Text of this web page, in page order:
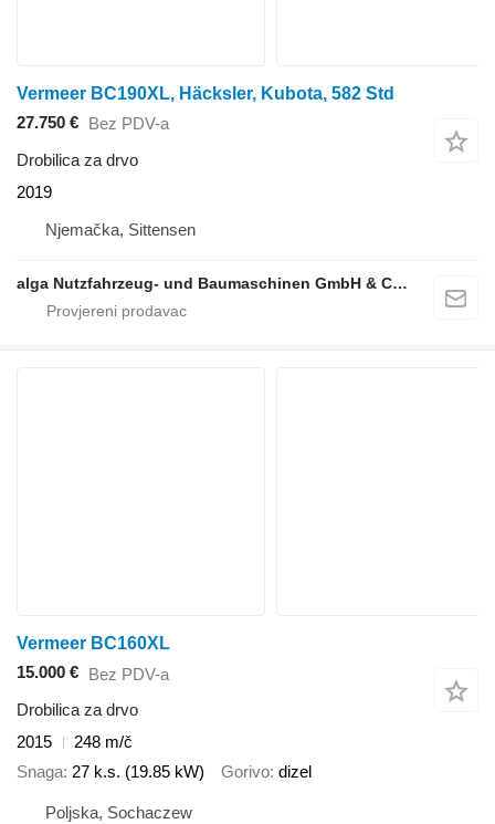
Vermeer BC190XL, Häcksler, Kubota, 582 Std
27.750 € Bez PDV-a
Drobilica za drvo
2019
Njemačka, Sittensen
alga Nutzfahrzeug- und Baumaschinen GmbH & Co. KG
Vermeer BC160XL
15.000 € Bez PDV-a
Drobilica za drvo
2015
248 m/č
Snaga 27 k.s. (19.85 kW) Gorivo dizel
Poljska, Sochaczew